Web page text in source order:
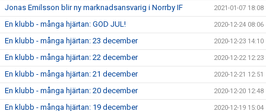
Jonas Emilsson blir ny marknadsansvarig i Norrby IF 2021-01-07 18:08
En klubb - många hjärtan: GOD JUL! 2020-12-24 08:06
En klubb - många hjärtan: 23 december 2020-12-23 14:10
En klubb - många hjärtan: 22 december 2020-12-22 12:23
En klubb - många hjärtan: 21 december 2020-12-21 12:51
En klubb - många hjärtan: 20 december 2020-12-20 12:48
En klubb - många hjärtan: 19 december 2020-12-19 15:04